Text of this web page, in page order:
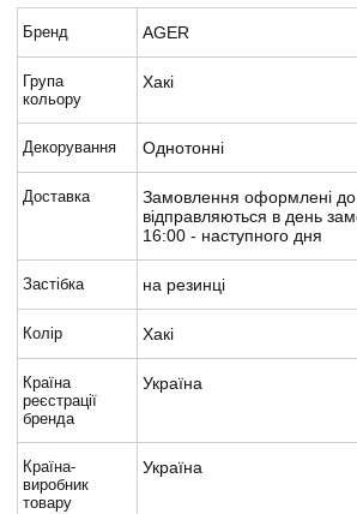
Бренд AGER
Група
кольору
Хакі
Декорування Однотонні
Доставка
Замовлення оформлені
відправляються в день
16:00 - наступного дня
Застібка на резинці
Колір Хакі
Країна
реєстрації
бренда
Україна
Країна-
виробник
товару
Україна